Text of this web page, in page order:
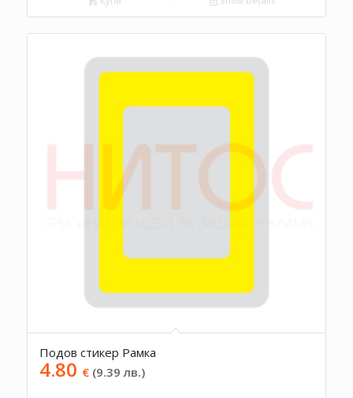
Подов стикер Рамка
4.80 €(9.39 лв.)